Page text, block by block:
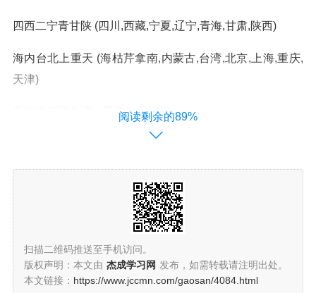
四西二宁青甘陕 (四川,西藏,宁夏,辽宁,青海,甘肃,陕西)
海内台北上重天 (海枯芹拿南,内蒙古,台湾,北京,上海,重庆,
天津)
香港澳门和台湾、爱我祖国好河山
23个省的记忆口诀 超强记忆方法
中国省份的口诀记忆我国的行政区域省份名称：
两湖两广两河山 (湖南,湖北,广东,广西,河南,河北,山东,山西)
五江云贵福吉安 (新疆,黑龙江,江西,浙江,江苏,云南,贵州,福
阅读剩余的89%
扫描二维码推送至手机访问。
版权声明：本文由 杰成学习网 发布，如需转载请注明出处。
本文链接： https://www.jccmn.com/gaosan/4084.html